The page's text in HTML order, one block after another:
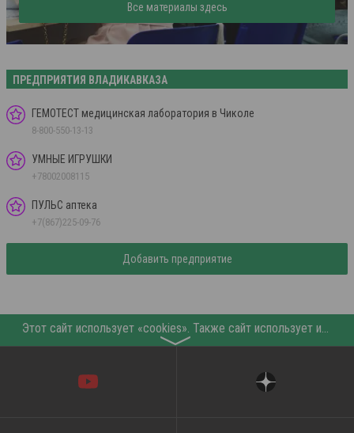
Все материалы здесь
ПРЕДПРИЯТИЯ ВЛАДИКАВКАЗА
ГЕМОТЕСТ медицинская лаборатория в Чиколе
8-800-550-13-13
УМНЫЕ ИГРУШКИ
+78002008115
ПУЛЬС аптека
+7(867)225-09-76
Добавить предприятие
Этот сайт использует «cookies». Также сайт использует интернет-сервис для сбора технических данных касательно посетителей с целью получения маркетинговой и статистической информации. Условия обработки данных посетителей сайта см.
〉